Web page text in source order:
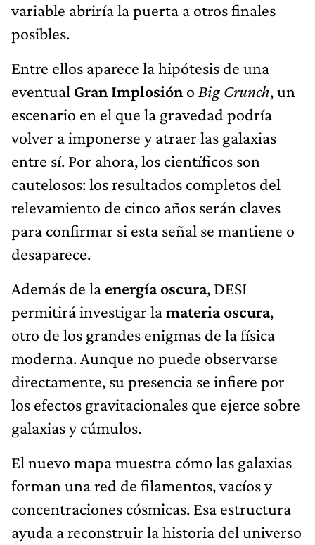
variable abriría la puerta a otros finales
posibles.
Entre ellos aparece la hipótesis de una
eventual Gran Implosión o Big Crunch, un
escenario en el que la gravedad podría
volver a imponerse y atraer las galaxias
entre sí. Por ahora, los científicos son
cautelosos: los resultados completos del
relevamiento de cinco años serán claves
para confirmar si esta señal se mantiene o
desaparece.
Además de la energía oscura, DESI
permitirá investigar lamateria oscura,
otro de los grandes enigmas de la física
moderna. Aunque no puede observarse
directamente, su presencia se infiere por
los efectos gravitacionales que ejerce sobre
galaxias y cúmulos.
El nuevo mapa muestra cómo las galaxias
forman una red de filamentos, vacíos y
concentraciones cósmicas. Esa estructura
ayuda a reconstruir la historia del universo